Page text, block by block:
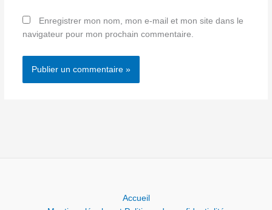
Enregistrer mon nom, mon e-mail et mon site dans le
navigateur pour mon prochain commentaire.
Accueil